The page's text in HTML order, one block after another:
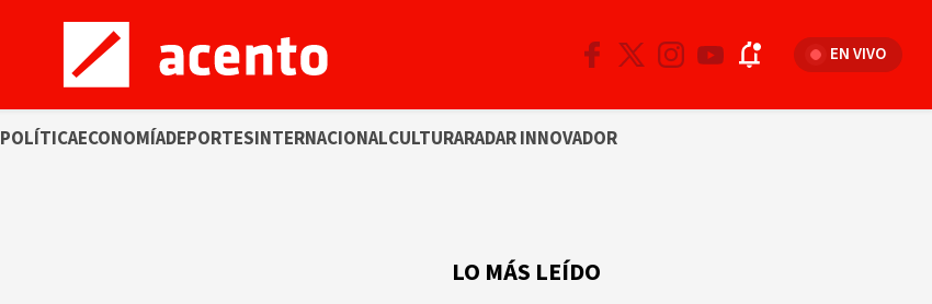
EN VIVO
POLÍTICAECONOMÍADEPORTESINTERNACIONALCULTURARADAR INNOVADOR
LO MÁS LEÍDO